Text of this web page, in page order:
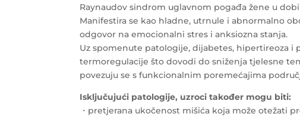
Raynaudov sindrom uglavnom pogađa žene u
Manifestira se kao hladne, utrnule i abnormalno
odgovor na emocionalni stres i anksiozna stanja.
Uz spomenute patologije, dijabetes, hipertireoza
termoregulacije što dovodi do sniženja tjelesne
povezuju se s funkcionalnim poremećajima
Isključujući patologije, uzroci također mogu biti:
・pretjerana ukočenost mišića koja može otežati